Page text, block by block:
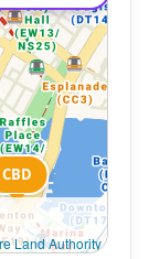
CBD
Land Authority